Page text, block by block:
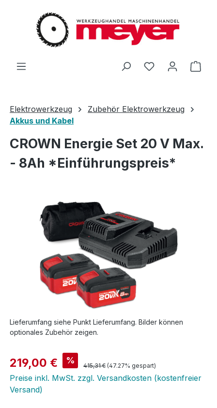
Zum Hauptinhalt springen
Du hast 0
Elektrowerkzeug
Zubehör Elektrowerkzeug
Akkus und Kabel
CROWN Energie Set 20 V Max.
- 8Ah *Einführungspreis*
Lieferumfang siehe Punkt Lieferumfang. Bilder können
optionales Zubehör zeigen.
Verkaufspreis:
219,00 € % Regulärer Preis:
415,31 € (47.27% gespart)
Preise inkl. MwSt. zzgl. Versandkosten (kostenfreier
Versand)